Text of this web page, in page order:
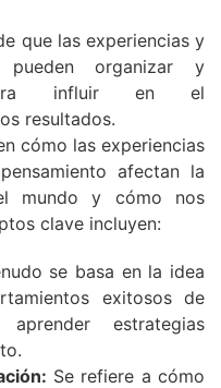
que las experiencias y
pueden organizar y
influir en el
resultados.
cómo las experiencias
afectan la
mundo y cómo nos
clave incluyen:
se basa en la idea
exitosos de
estrategias
Se refiere a cómo